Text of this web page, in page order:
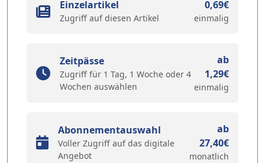
Einzelartikel
Zugriff auf diesen Artikel
0,69€
einmalig
Zeitpässe
Zugriff für 1 Tag, 1 Woche oder 4
Wochen auswählen
ab
1,29€
einmalig
Abonnementauswahl
Voller Zugriff auf das digitale
Angebot
ab
27,40€
monatlich